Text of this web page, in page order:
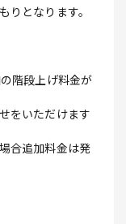
となります。
階段上げ料金が
をいただけます
合追加料金は発